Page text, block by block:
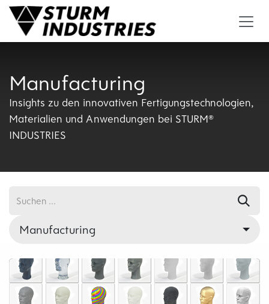
Zum Inhalt springen
Manufacturing
Insights zu den innovativen Fertigungstechnologien,
Materialien und Anwendungen bei STURM®
INDUSTRIES
Manufacturing